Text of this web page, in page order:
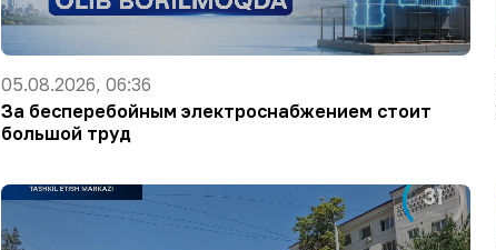
05.08.2026, 06:36
За бесперебойным электроснабжением стоит
большой труд